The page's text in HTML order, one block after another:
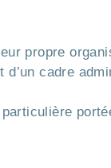
propre
d’un cadre